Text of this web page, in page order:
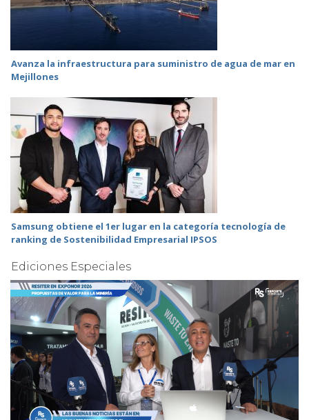
Avanza la infraestructura para suministro de agua de mar en
Mejillones
Samsung obtiene el 1er lugar en la categoría tecnología de
ranking de Sostenibilidad Empresarial IPSOS
Ediciones Especiales